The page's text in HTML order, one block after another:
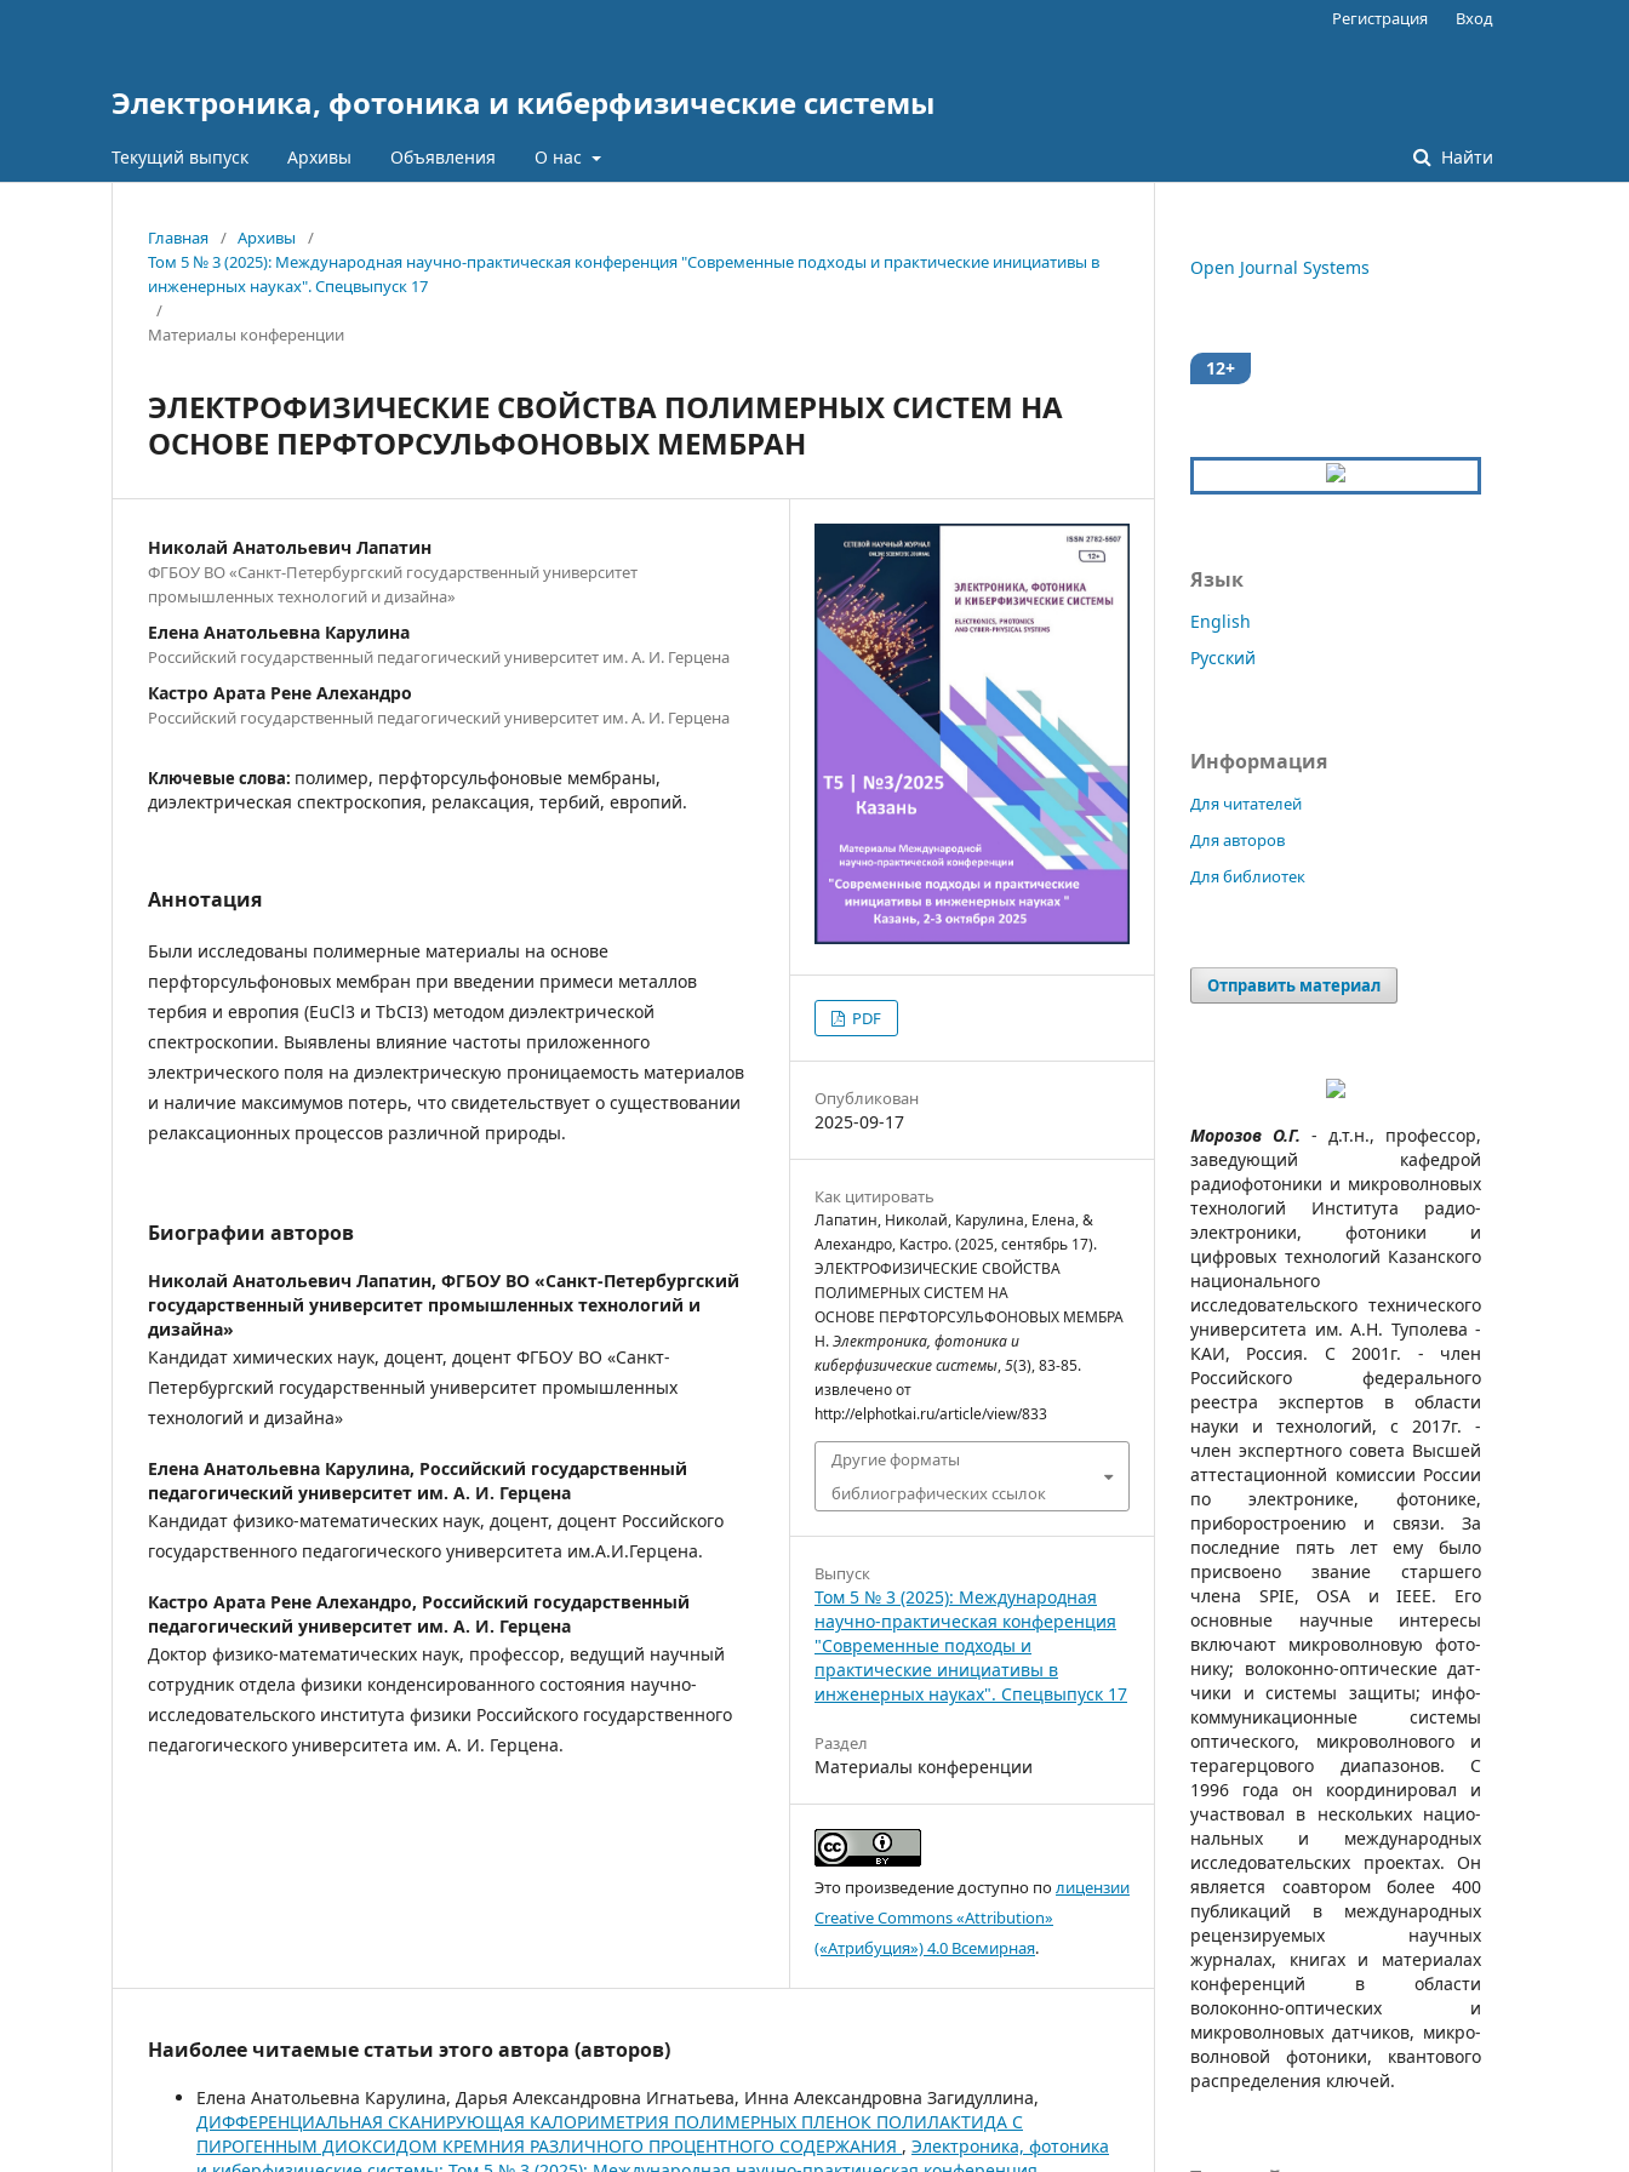
Электроника, фотоника и киберфизические системы
Текущий выпуск Архивы Объявления О нас Найти
Регистрация Вход
Главная / Архивы
/
Том 5 № 3 (2025): Международная научно-практическая конференция "Современные подходы и практические инициативы в
инженерных науках". Спецвыпуск 17
/
Материалы конференции
ЭЛЕКТРОФИЗИЧЕСКИЕ СВОЙСТВА ПОЛИМЕРНЫХ СИСТЕМ НА
ОСНОВЕ ПЕРФТОРСУЛЬФОНОВЫХ МЕМБРАН
Николай Анатольевич Лапатин
ФГБОУ ВО «Санкт-Петербургский государственный университет
промышленных технологий и дизайна»
Елена Анатольевна Карулина
Российский государственный педагогический университет им. А. И. Герцена
Кастро Арата Рене Алехандро
Российский государственный педагогический университет им. А. И. Герцена
Ключевые слова: полимер, перфторсульфоновые мембраны,
диэлектрическая спектроскопия, релаксация, тербий, европий.
Аннотация
Были исследованы полимерные материалы на основе
перфторсульфоновых мембран при введении примеси металлов
тербия и европия (EuCl3 и TbCI3) методом диэлектрической
спектроскопии. Выявлены влияние частоты приложенного
электрического поля на диэлектрическую проницаемость материалов
и наличие максимумов потерь, что свидетельствует о существовании
релаксационных процессов различной природы.
Биографии авторов
Николай Анатольевич Лапатин, ФГБОУ ВО «Санкт-Петербургский
государственный университет промышленных технологий и
дизайна»
Кандидат химических наук, доцент, доцент ФГБОУ ВО «Санкт-
Петербургский государственный университет промышленных
технологий и дизайна»
Елена Анатольевна Карулина, Российский государственный
педагогический университет им. А. И. Герцена
Кандидат физико-математических наук, доцент, доцент Российского
государственного педагогического университета им.А.И.Герцена.
Кастро Арата Рене Алехандро, Российский государственный
педагогический университет им. А. И. Герцена
Доктор физико-математических наук, профессор, ведущий научный
сотрудник отдела физики конденсированного состояния научно-
исследовательского института физики Российского государственного
педагогического университета им. А. И. Герцена.
PDF
Опубликован
2025-09-17
Как цитировать
Лапатин, Николай, Карулина, Елена, &
Алехандро, Кастро. (2025, сентябрь 17).
ЭЛЕКТРОФИЗИЧЕСКИЕ СВОЙСТВА
ПОЛИМЕРНЫХ СИСТЕМ НА
ОСНОВЕ ПЕРФТОРСУЛЬФОНОВЫХ МЕМБРА
Н.Электроника, фотоника и
киберфизические системы,5(3), 83-85.
извлечено от
http://elphotkai.ru/article/view/833
Другие форматы
библиографических ссылок
Выпуск
Том 5 № 3 (2025): Международная
научно-практическая конференция
"Современные подходы и
практические инициативы в
инженерных науках". Спецвыпуск 17
Раздел
Материалы конференции
Это произведение доступно полицензии
Creative Commons «Attribution»
(«Атрибуция») 4.0 Всемирная.
Наиболее читаемые статьи этого автора (авторов)
Елена Анатольевна Карулина, Дарья Александровна Игнатьева, Инна Александровна Загидуллина,
ДИФФЕРЕНЦИАЛЬНАЯ СКАНИРУЮЩАЯ КАЛОРИМЕТРИЯ ПОЛИМЕРНЫХ ПЛЕНОК ПОЛИЛАКТИДА С
ПИРОГЕННЫМ ДИОКСИДОМ КРЕМНИЯ РАЗЛИЧНОГО ПРОЦЕНТНОГО СОДЕРЖАНИЯ , Электроника, фотоника
Open Journal Systems
12+
Язык
English
Русский
Информация
Для читателей
Для авторов
Для библиотек
Отправить материал
Морозов О.Г. - д.т.н., профессор,
заведующий кафедрой
радиофотоники и микроволновых
технологий Института радио­
электро­­ники, фотоники и
цифровых техно­логий Казанского
националь­ного
исследовательского техни­ческого
университета им. А.Н. Туполева -
КАИ, Россия. С 2001г. - член
Российского федераль­ного
реестра экспертов в области
науки и техно­логий, с 2017г. -
член эксперт­ного совета Выс­шей
аттеста­ционной комиссии России
по электро­нике, фото­нике,
приборо­строению и связи. За
последние пять лет ему было
прис­воено звание старшего
члена SPIE, OSA и IEEE. Его
основные научные интересы
включают микровол­новую фото­
нику; воло­конно-оптические дат­
чики и системы защиты; инфо­
коммуни­кационные системы
оптического, микровол­нового и
тера­герцового диапазо­нов. С
1996 года он координи­ровал и
участвовал в нескольких нацио­
нальных и междуна­родных
исследова­тельских проектах. Он
является соавтором более 400
публикаций в междуна­родных
рецензи­руемых научных
журналах, книгах и материалах
конферен­ций в области
волоконно-оптических и
микровол­новых датчиков, микро­
волновой фото­ники, квантового
распре­деления ключей.